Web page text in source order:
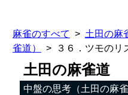
麻雀のすべて 土田の麻
雀道）
３６．ツモのリ
土田の麻雀道
中盤の思考（土田の麻雀